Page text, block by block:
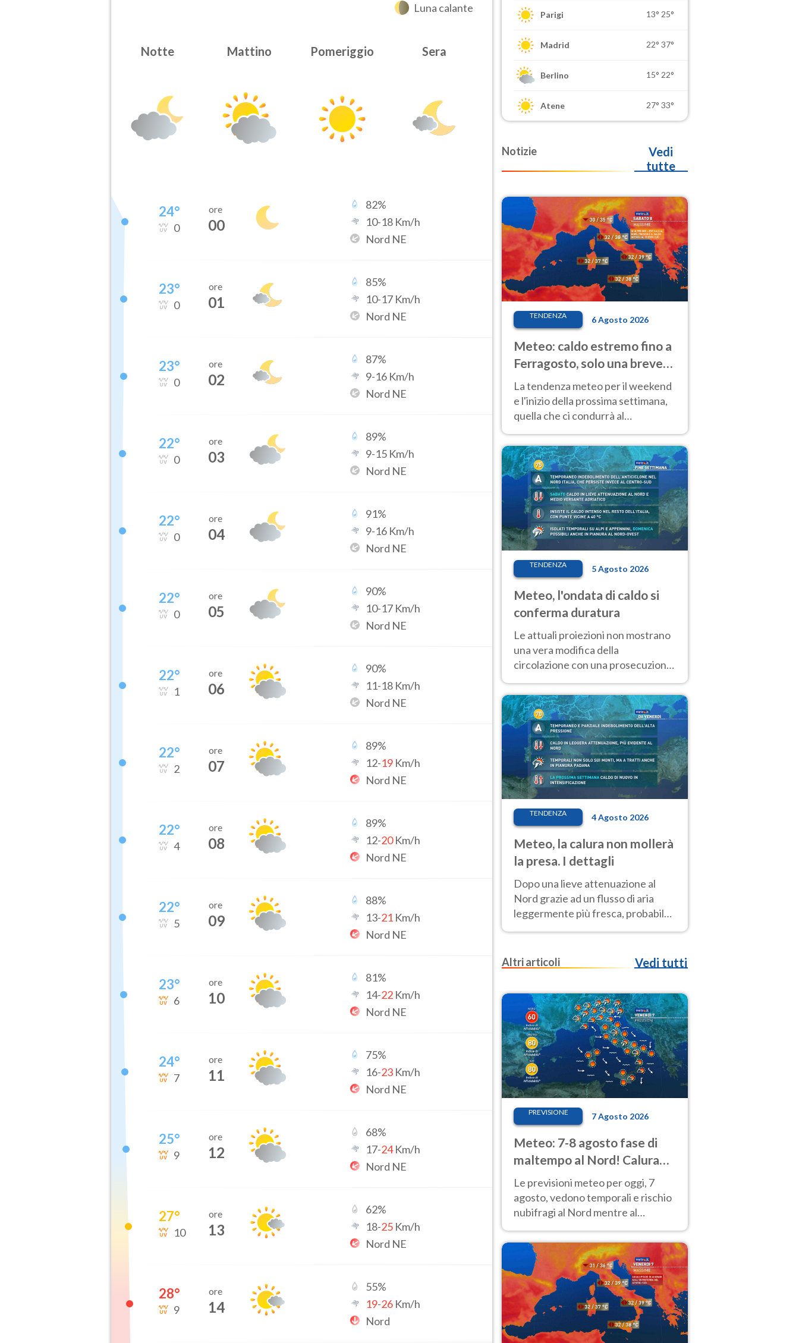
Luna calante
Notte Mattino Pomeriggio Sera
24°
0
ore
00
82%
10-18 Km/h
Nord NE
23°
0
ore
01
85%
10-17 Km/h
Nord NE
23°
0
ore
02
87%
9-16 Km/h
Nord NE
22°
0
ore
03
89%
9-15 Km/h
Nord NE
22°
0
ore
04
91%
9-16 Km/h
Nord NE
22°
0
ore
05
90%
10-17 Km/h
Nord NE
22°
1
ore
06
90%
11-18 Km/h
Nord NE
22°
2
ore
07
89%
12-19 Km/h
Nord NE
22°
4
ore
08
89%
12-20Km/h
Nord NE
22°
5
ore
09
88%
13-21 Km/h
Nord NE
23°
6
ore
10
81%
14-22 Km/h
Nord NE
24°
7
ore
11
75%
16-23 Km/h
Nord NE
25°
9
ore
12
68%
17-24Km/h
Nord NE
27°
10
ore
13
62%
18-25 Km/h
Nord NE
28°
9
ore
14
55%
19-26 Km/h
Nord
Parigi 13° 25°
Madrid 22° 37°
Berlino 15° 22°
Atene 27° 33°
Notizie
Vedi
tutte
TENDENZA 6 Agosto 2026
Meteo: caldo estremo fino a
Ferragosto, solo una breve
pausa. Ecco dove
La tendenza meteo per il weekend
e l'inizio della prossima settimana,
quella che ci condurrà al
temperature molto elevate
TENDENZA 5 Agosto 2026
Meteo, l'ondata di caldo si
conferma duratura
Le attuali proiezioni non mostrano
una vera modifica della
circolazione con una prosecuzione
giorni, compresa la settimana di
Ferragosto
TENDENZA 4 Agosto 2026
Meteo, la calura non mollerà
la presa. I dettagli
Dopo una lieve attenuazione al
Nord grazie ad un flusso di aria
leggermente più fresca, probabile
nuovo rinforzo dell’anticiclone
Altri articoli
Vedi tutti
PREVISIONE 7 Agosto 2026
Meteo: 7-8 agosto fase di
maltempo al Nord! Calura
fino a Ferragosto
Le previsioni meteo per oggi, 7
agosto, vedono temporali e rischio
nubifragi al Nord mentre al
molto intenso.